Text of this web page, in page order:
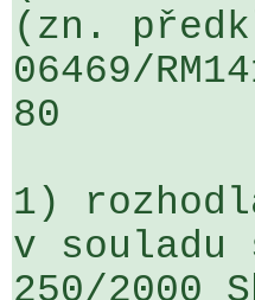
(zn.
06469/
80
1)
v
250/2000